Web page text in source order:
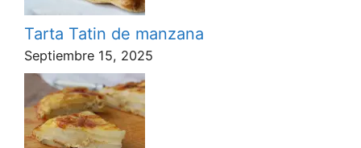
Tarta Tatin de manzana
Septiembre 15, 2025